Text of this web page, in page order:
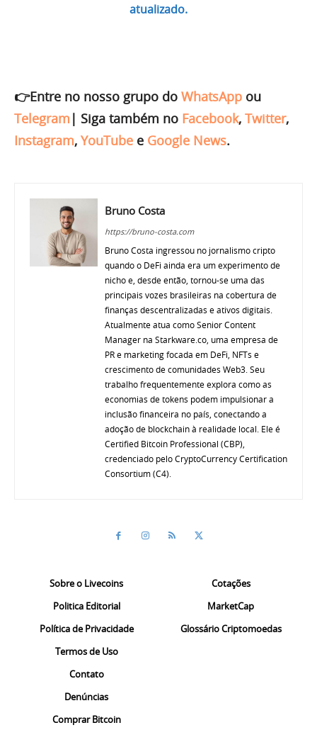
atualizado.
👉Entre no nosso grupo do WhatsApp ou
Telegram | Siga também no Facebook, Twitter,
Instagram, YouTube e Google News.
Bruno Costa
https://bruno-costa.com
Bruno Costa ingressou no jornalismo cripto
quando o DeFi ainda era um experimento de
nicho e, desde então, tornou-se uma das
principais vozes brasileiras na cobertura de
finanças descentralizadas e ativos digitais.
Atualmente atua como Senior Content
Manager na Starkware.co, uma empresa de
PR e marketing focada em DeFi, NFTs e
crescimento de comunidades Web3. Seu
trabalho frequentemente explora como as
economias de tokens podem impulsionar a
inclusão financeira no país, conectando a
adoção de blockchain à realidade local. Ele é
Certified Bitcoin Professional (CBP),
credenciado pelo CryptoCurrency Certification
Consortium (C4).
Sobre o Livecoins
Politica Editorial
Política de Privacidade
Termos de Uso
Contato
Denúncias
Comprar Bitcoin
Cotações
MarketCap
Glossário Criptomoedas